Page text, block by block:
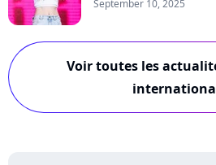
September 10, 2025
Voir toutes les